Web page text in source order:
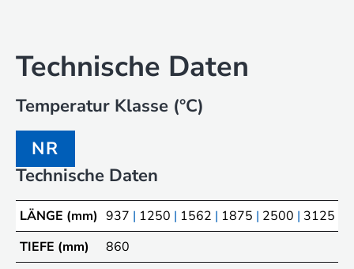
Technische Daten
Temperatur Klasse (°C)
NR
Technische Daten
LÄNGE (mm) 937 | 1250 | 1562 | 1875 | 2500 | 3125
TIEFE (mm)
860